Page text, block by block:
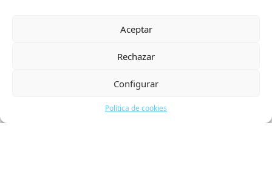
Aceptar
Rechazar
Configurar
Política de cookies